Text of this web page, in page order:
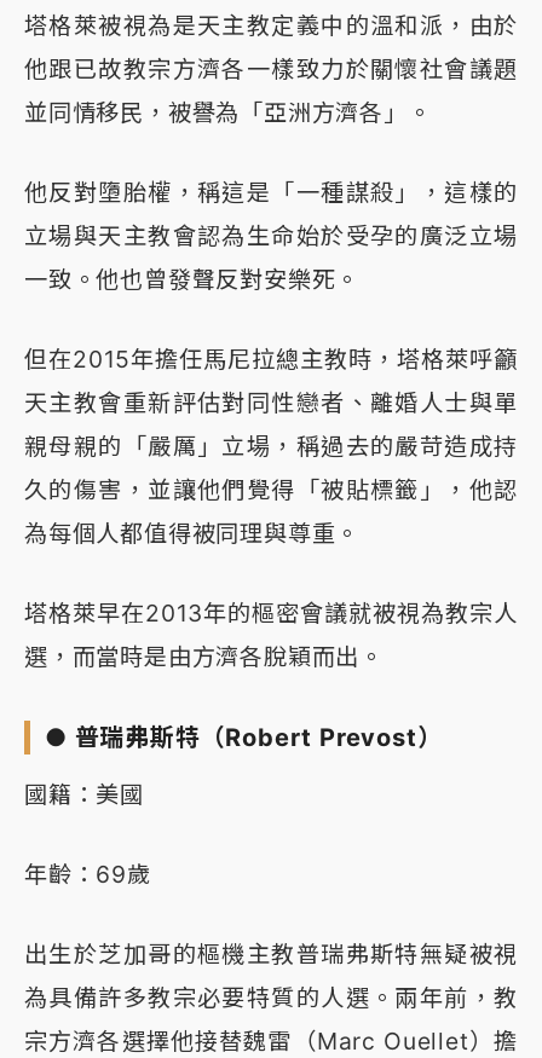
塔格萊被視為是天主教定義中的溫和派，由於
他跟已故教宗方濟各一樣致力於關懷社會議題
並同情移民，被譽為「亞洲方濟各」。
他反對墮胎權，稱這是「一種謀殺」，這樣的
立場與天主教會認為生命始於受孕的廣泛立場
一致。他也曾發聲反對安樂死。
但在2015年擔任馬尼拉總主教時，塔格萊呼籲
天主教會重新評估對同性戀者、離婚人士與單
親母親的「嚴厲」立場，稱過去的嚴苛造成持
久的傷害，並讓他們覺得「被貼標籤」，他認
為每個人都值得被同理與尊重。
塔格萊早在2013年的樞密會議就被視為教宗人
選，而當時是由方濟各脫穎而出。
● 普瑞弗斯特（Robert Prevost）
國籍：美國
年齡：69歲
出生於芝加哥的樞機主教普瑞弗斯特無疑被視
為具備許多教宗必要特質的人選。兩年前，教
宗方濟各選擇他接替魏雷（Marc Ouellet）擔